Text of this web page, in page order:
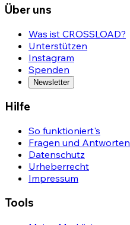
Über uns
Was ist CROSSLOAD?
Unterstützen
Instagram
Spenden
Newsletter
Hilfe
So funktioniert's
Fragen und Antworten
Datenschutz
Urheberrecht
Impressum
Tools